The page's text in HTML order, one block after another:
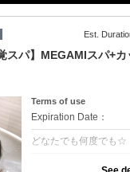
Est.
スパ】MEGAMIスパ+
Terms of use
Expiration Date：
どなたでも何度でも☆